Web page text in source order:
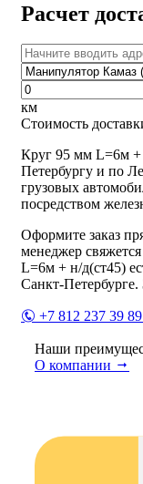
Расчет
км
Стоимость
Круг 95 мм L=6м +
Петербургу и по
грузовых
посредством
Оформите заказ
менеджер
L=6м + н/д(ст45)
Санкт-Петербурге.
+7 812 237 39 89
Наши
О компании